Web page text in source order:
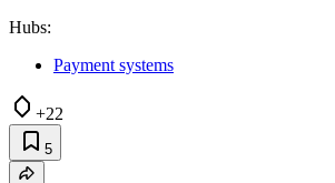
Hubs:
Payment systems
+22
5